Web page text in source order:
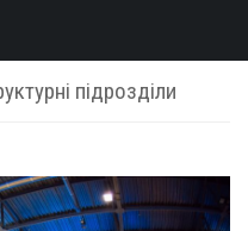
підрозділи